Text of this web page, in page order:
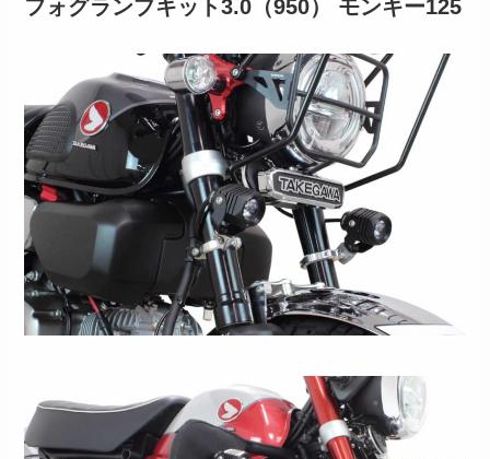
フォグランプキット3.0（950） モンキー125